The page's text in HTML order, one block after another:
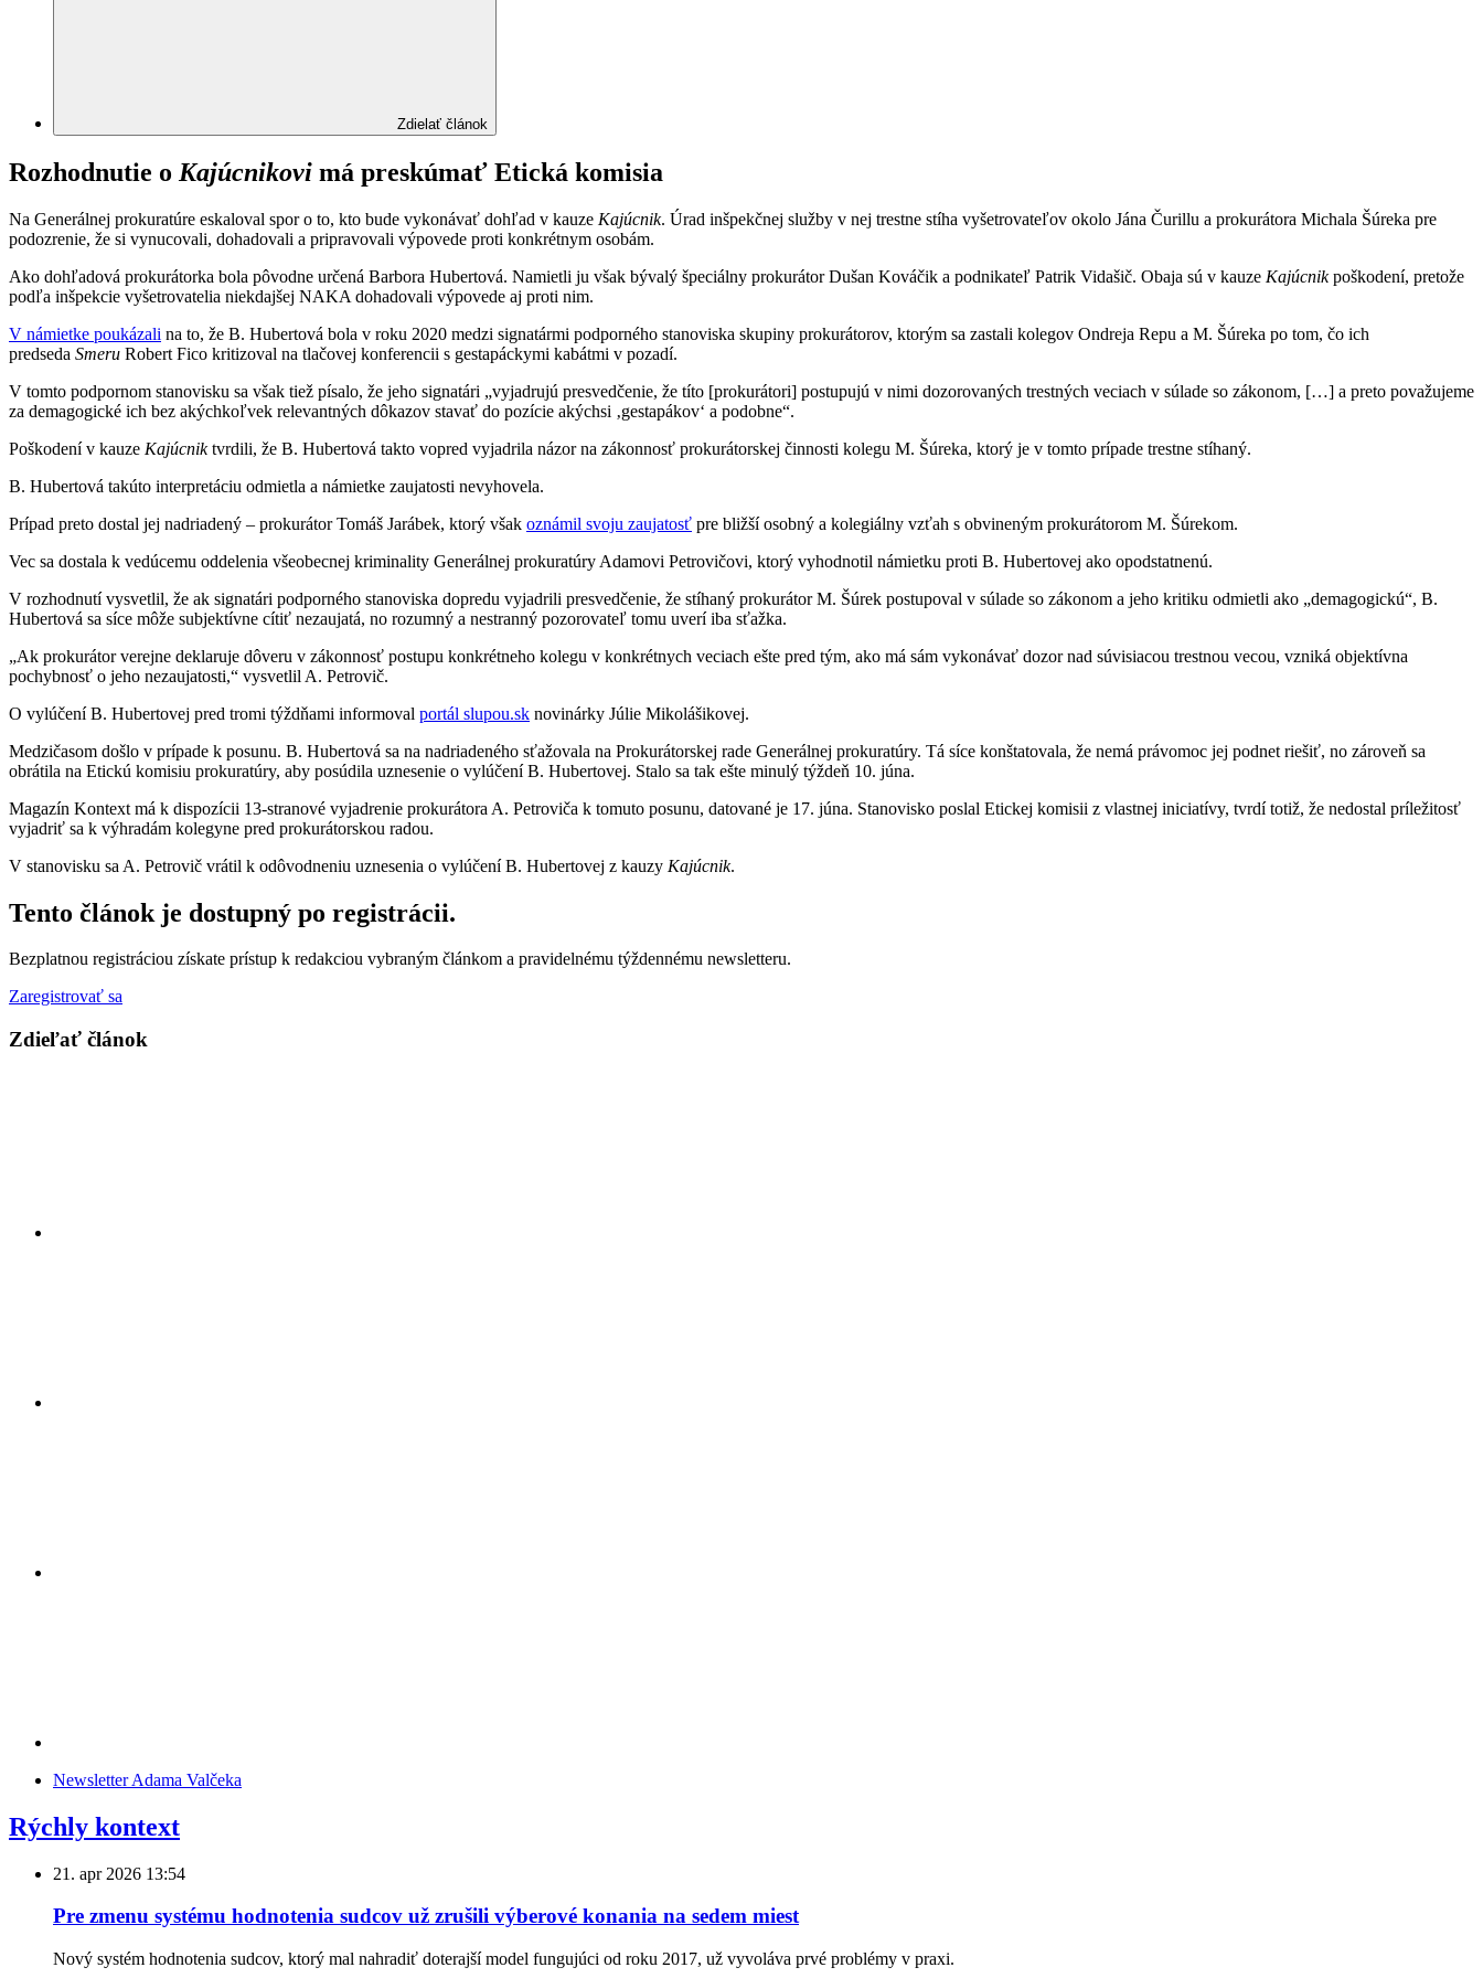
Zdielať článok
Rozhodnutie o Kajúcnikovi má preskúmať Etická komisia
Na Generálnej prokuratúre eskaloval spor o to, kto bude vykonávať dohľad v kauze Kajúcnik. Úrad inšpekčnej služby v nej trestne stíha vyšetrovateľov okolo Jána Čurillu a prokurátora Michala Šúreka pre
podozrenie, že si vynucovali, dohadovali a pripravovali výpovede proti konkrétnym osobám.
Ako dohľadová prokurátorka bola pôvodne určená Barbora Hubertová. Namietli ju však bývalý špeciálny prokurátor Dušan Kováčik a podnikateľ Patrik Vidašič. Obaja sú v kauze Kajúcnikpoškodení, pretože
podľa inšpekcie vyšetrovatelia niekdajšej NAKA dohadovali výpovede aj proti nim.
V námietke poukázali na to, že B. Hubertová bola v roku 2020 medzi signatármi podporného stanoviska skupiny prokurátorov, ktorým sa zastali kolegov Ondreja Repu a M. Šúreka po tom, čo ich
predseda Smeru Robert Fico kritizoval na tlačovej konferencii s gestapáckymi kabátmi v pozadí.
V tomto podpornom stanovisku sa však tiež písalo, že jeho signatári „vyjadrujú presvedčenie, že títo [prokurátori] postupujú v nimi dozorovaných trestných veciach v súlade so zákonom, […] a preto považujeme
za demagogické ich bez akýchkoľvek relevantných dôkazov stavať do pozície akýchsi ‚gestapákov‘ a podobne“.
Poškodení v kauze Kajúcniktvrdili, že B. Hubertová takto vopred vyjadrila názor na zákonnosť prokurátorskej činnosti kolegu M. Šúreka, ktorý je v tomto prípade trestne stíhaný.
B. Hubertová takúto interpretáciu odmietla a námietke zaujatosti nevyhovela.
Prípad preto dostal jej nadriadený – prokurátor Tomáš Jarábek, ktorý však oznámil svoju zaujatosť pre bližší osobný a kolegiálny vzťah s obvineným prokurátorom M. Šúrekom.
Vec sa dostala k vedúcemu oddelenia všeobecnej kriminality Generálnej prokuratúry Adamovi Petrovičovi, ktorý vyhodnotil námietku proti B. Hubertovej ako opodstatnenú.
V rozhodnutí vysvetlil, že ak signatári podporného stanoviska dopredu vyjadrili presvedčenie, že stíhaný prokurátor M. Šúrek postupoval v súlade so zákonom a jeho kritiku odmietli ako „demagogickú“, B.
Hubertová sa síce môže subjektívne cítiť nezaujatá, no rozumný a nestranný pozorovateľ tomu uverí iba sťažka.
„Ak prokurátor verejne deklaruje dôveru v zákonnosť postupu konkrétneho kolegu v konkrétnych veciach ešte pred tým, ako má sám vykonávať dozor nad súvisiacou trestnou vecou, vzniká objektívna
pochybnosť o jeho nezaujatosti,“ vysvetlil A. Petrovič.
O vylúčení B. Hubertovej pred tromi týždňami informoval portál slupou.sk novinárky Júlie Mikolášikovej.
Medzičasom došlo v prípade k posunu. B. Hubertová sa na nadriadeného sťažovala na Prokurátorskej rade Generálnej prokuratúry. Tá síce konštatovala, že nemá právomoc jej podnet riešiť, no zároveň sa
obrátila na Etickú komisiu prokuratúry, aby posúdila uznesenie o vylúčení B. Hubertovej. Stalo sa tak ešte minulý týždeň 10. júna.
Magazín Kontext má k dispozícii 13-stranové vyjadrenie prokurátora A. Petroviča k tomuto posunu, datované je 17. júna. Stanovisko poslal Etickej komisii z vlastnej iniciatívy, tvrdí totiž, že nedostal príležitosť
vyjadriť sa k výhradám kolegyne pred prokurátorskou radou.
V stanovisku sa A. Petrovič vrátil k odôvodneniu uznesenia o vylúčení B. Hubertovej z kauzy Kajúcnik.
Tento článok je dostupný po registrácii.
Bezplatnou registráciou získate prístup k redakciou vybraným článkom a pravidelnému týždennému newsletteru.
Zaregistrovať sa
Zdieľať článok
Newsletter Adama Valčeka
Rýchly kontext
21. apr 2026 13:54
Pre zmenu systému hodnotenia sudcov už zrušili výberové konania na sedem miest
Nový systém hodnotenia sudcov, ktorý mal nahradiť doterajší model fungujúci od roku 2017, už vyvoláva prvé problémy v praxi.